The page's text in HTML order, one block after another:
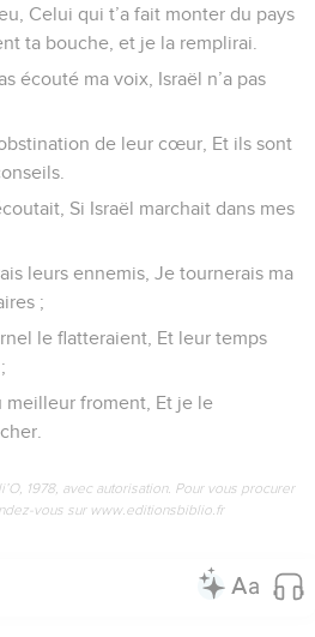
Celui qui t’a fait monter du pays
ta bouche, et je la remplirai.
écouté ma voix, Israël n’a pas
de leur cœur, Et ils sont
Si Israël marchait dans mes
leurs ennemis, Je tournerais ma
;
le flatteraient, Et leur temps
meilleur froment, Et je le
1978, avec autorisation. Pour vous procurer
vous sur www.editionsbiblio.fr